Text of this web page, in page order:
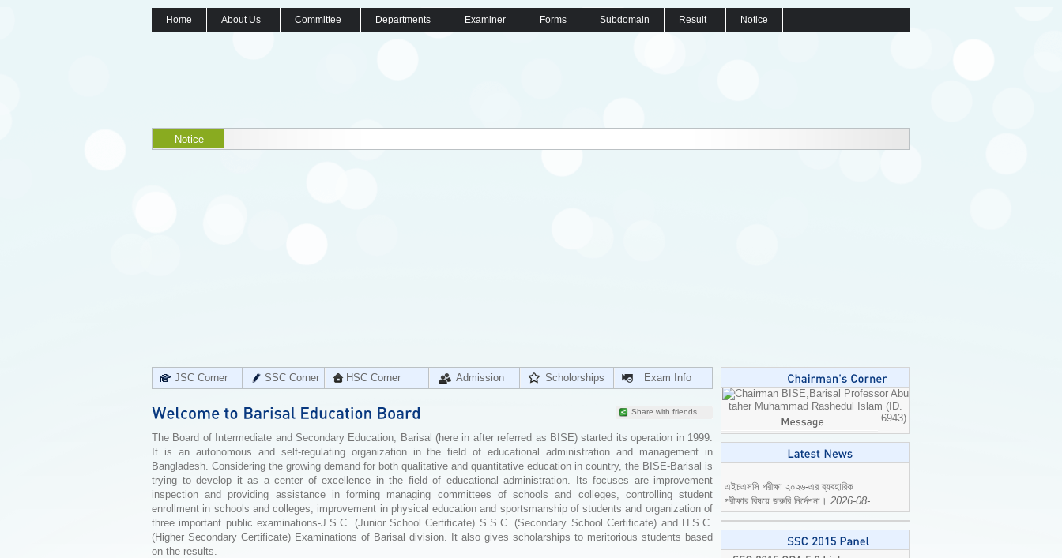
Home About Us Committee Departments Examiner Forms Subdomain Result Notice
Notice
JSC Corner SSC Corner HSC Corner Admission Scholorships Exam Info
Share with friends
The Board of Intermediate and Secondary Education, Barisal (here in after referred as BISE) started its operation in 1999.
It is an autonomous and self-regulating organization in the field of educational administration and management in
Bangladesh. Considering the growing demand for both qualitative and quantitative education in country, the BISE-Barisal is
trying to develop it as a center of excellence in the field of educational administration. Its focuses are improvement
inspection and providing assistance in forming managing committees of schools and colleges, controlling student
enrollment in schools and colleges, improvement in physical education and sportsmanship of students and organization of
three important public examinations-J.S.C. (Junior School Certificate) S.S.C. (Secondary School Certificate) and H.S.C.
(Higher Secondary Certificate) Examinations of Barisal division. It also gives scholarships to meritorious students based
on the results.
Professor Abu
taher Muhammad Rashedul Islam (ID.
6943)
এইচএসসি পরীক্ষা ২০২৬-এর ব্যবহারিক
পরীক্ষার বিষয়ে জরুরি নির্দেশনা। 2026-08-
04